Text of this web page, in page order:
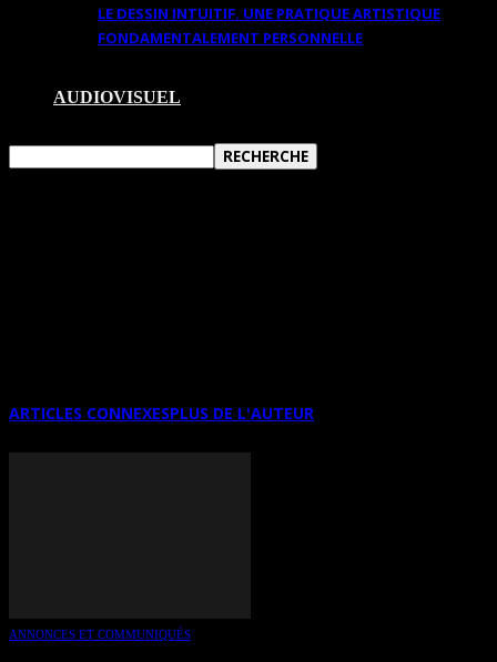
LE DESSIN INTUITIF. UNE PRATIQUE ARTISTIQUE
FONDAMENTALEMENT PERSONNELLE
AUDIOVISUEL
ARTICLES CONNEXESPLUS DE L'AUTEUR
ANNONCES ET COMMUNIQUÉS